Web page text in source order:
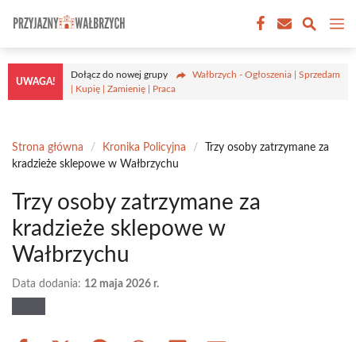
treści
UWAGA!
Dołącz do nowej grupy
Wałbrzych - Ogłoszenia | Sprzedam
| Kupię | Zamienię | Praca
Strona główna / Kronika Policyjna /
Trzy osoby zatrzymane za
kradzieże sklepowe w Wałbrzychu
Trzy osoby zatrzymane za
kradzieże sklepowe w
Wałbrzychu
Data dodania: 12 maja 2026 r.